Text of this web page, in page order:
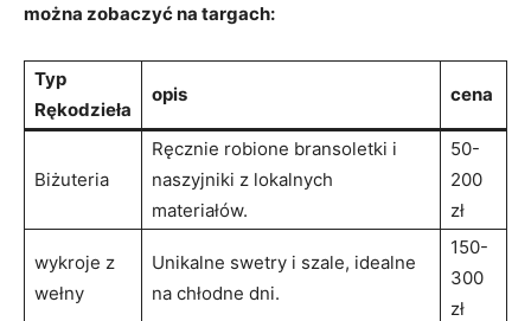
można zobaczyć na targach:
Typ
⁤Rękodzieła
opis cena
Biżuteria
Ręcznie robione​ bransoletki⁢ i
‌naszyjniki z lokalnych
materiałów.
50-
200
zł
wykroje⁣ z
wełny
Unikalne⁣ swetry i ⁢szale, idealne
na chłodne dni.
150-
300
zł